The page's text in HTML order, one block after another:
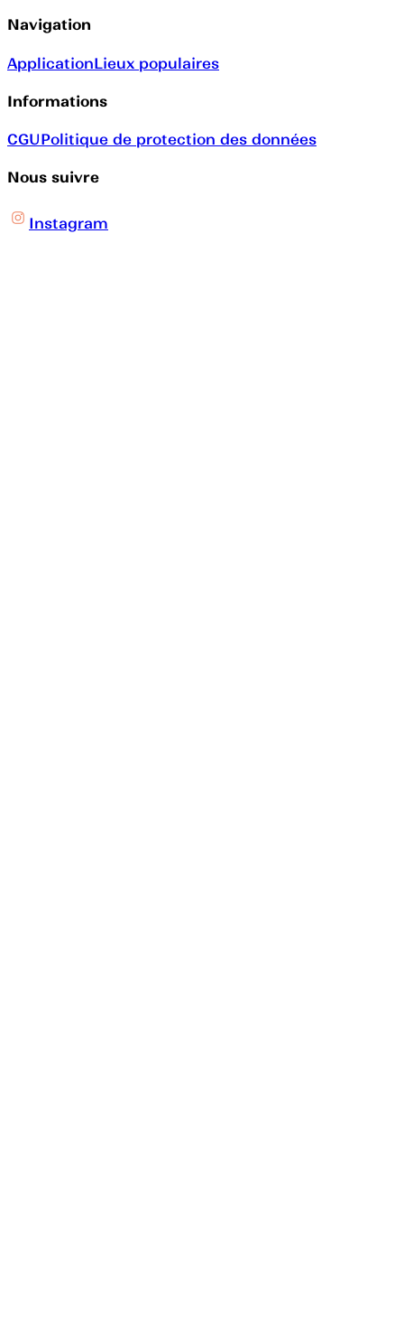
Navigation
ApplicationLieux populaires
Informations
CGUPolitique de protection des données
Nous suivre
Instagram